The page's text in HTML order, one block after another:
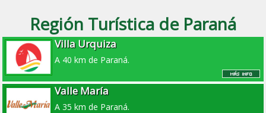
Región Turística de Paraná
Villa Urquiza
A 40 km de Paraná.
Valle María
A 35 km de Paraná.